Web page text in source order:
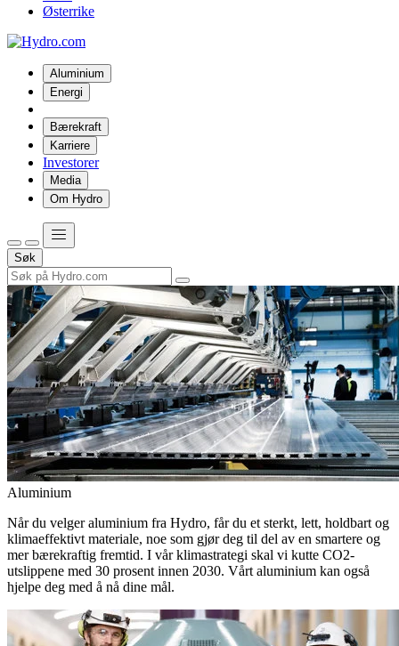
Østerrike
Aluminium
Energi
Bærekraft
Karriere
Investorer
Media
Om Hydro
Søk
Aluminium
Når du velger aluminium fra Hydro, får du et sterkt, lett, holdbart og
klimaeffektivt materiale, noe som gjør deg til del av en smartere og
mer bærekraftig fremtid. I vår klimastrategi skal vi kutte CO2-
utslippene med 30 prosent innen 2030. Vårt aluminium kan også
hjelpe deg med å nå dine mål.